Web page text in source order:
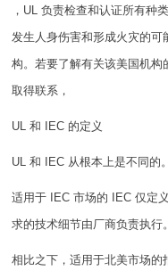
，UL 负责检查和认证所有种
发生人身伤害和形成火灾的
构。若要了解有关该美国机
取得联系，
UL 和 IEC 的定义
UL 和 IEC 从根本上是不同的。
适用于 IEC 市场的 IEC 仅定
求的技术细节由厂商负责执行。
相比之下，适用于北美市场